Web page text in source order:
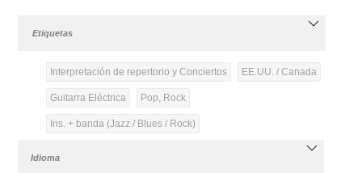
Etiquetas
Interpretación de repertorio y Conciertos EE.UU. / Canada
Guitarra Eléctrica Pop, Rock
Ins. + banda (Jazz / Blues / Rock)
Idioma